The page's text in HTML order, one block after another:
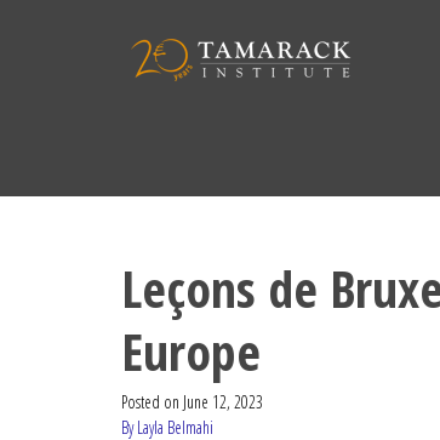
Leçons de
Europe
Posted on June 12, 2023
By Layla Belmahi